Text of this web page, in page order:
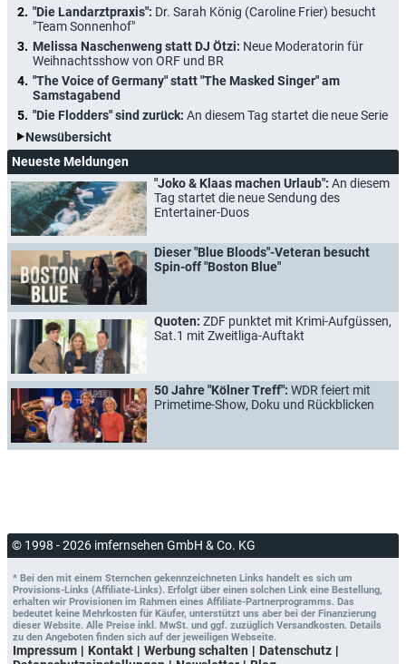
"Die Landarztpraxis": Dr. Sarah König (Caroline Frier) besucht
"Team Sonnenhof"
Melissa Naschenweng statt DJ Ötzi: Neue Moderatorin für
Weihnachtsshow von ORF und BR
"The Voice of Germany" statt "The Masked Singer" am
Samstagabend
"Die Flodders" sind zurück: An diesem Tag startet die neue Serie
Newsübersicht
Neueste Meldungen
"Joko & Klaas machen Urlaub": An diesem
Tag startet die neue Sendung des
Entertainer-Duos
Dieser "Blue Bloods"-Veteran besucht
Spin-off "Boston Blue"
Quoten: ZDF punktet mit Krimi-Aufgüssen,
Sat.1 mit Zweitliga-Auftakt
50 Jahre "Kölner Treff": WDR feiert mit
Primetime-Show, Doku und Rückblicken
© 1998 - 2026 imfernsehen GmbH & Co. KG
* Bei den mit einem Sternchen gekennzeichneten Links handelt es sich um
Provisions-Links (Affiliate-Links). Erfolgt über einen solchen Link eine Bestellung,
erhalten wir Provisionen im Rahmen eines Affiliate-Partnerprogramms. Das
bedeutet keine Mehrkosten für Käufer, unterstützt uns aber bei der Finanzierung
dieser Website. Alle Preise inkl. MwSt. und ggf. zuzüglich Versandkosten. Details
zu den Angeboten finden sich auf der jeweiligen Webseite.
Impressum Kontakt Werbung schalten
Datenschutz